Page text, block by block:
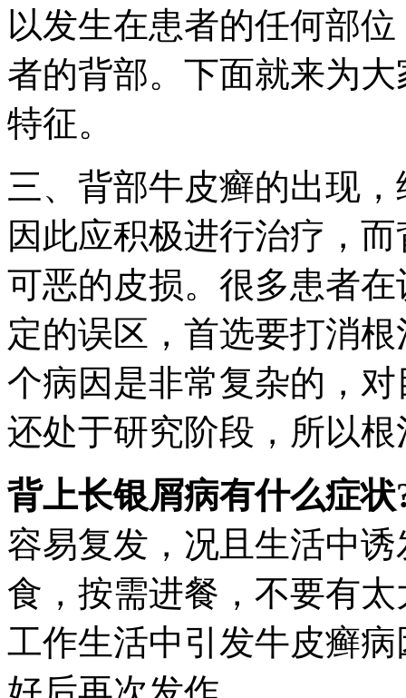
以发生在患者的任何部
者的背部。下面就来为
特征。
三、背部牛皮癣的出现
因此应积极进行治疗，
可恶的皮损。很多患者
定的误区，首选要打消
个病因是非常复杂的，
还处于研究阶段，所以
背上长银屑病有什么症状
容易复发，况且生活中
食，按需进餐，不要有
工作生活中引发牛皮癣